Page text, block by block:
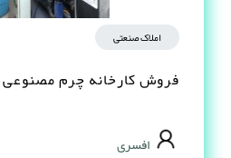
املاک صنعتی
فروش کارخانه چرم مصنوعى PVC در شیراز
افسری